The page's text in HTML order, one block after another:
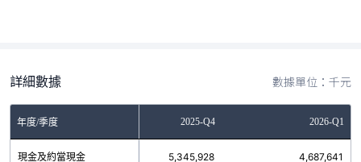
詳細數據 數據單位：千元
年度/季度2025-Q3 2025-Q4 2026-Q1
現金及約當現金
5,396,156 5,345,928 4,687,641